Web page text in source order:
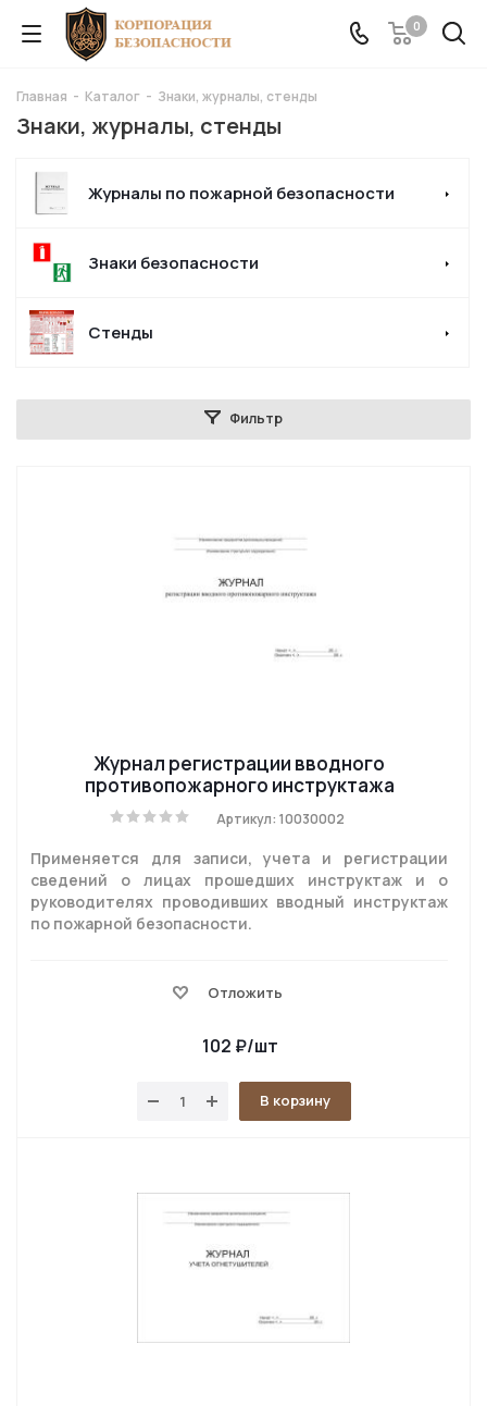
0
Главная - Каталог - Знаки, журналы, стенды
Знаки, журналы, стенды
Журналы по пожарной безопасности
Знаки безопасности
Стенды
Фильтр
Журнал регистрации вводного
противопожарного инструктажа
Артикул: 10030002
Применяется для записи, учета и регистрации
сведений о лицах прошедших инструктаж и о
руководителях проводивших вводный инструктаж
по пожарной безопасности.
Отложить
102 ₽/шт
В корзину